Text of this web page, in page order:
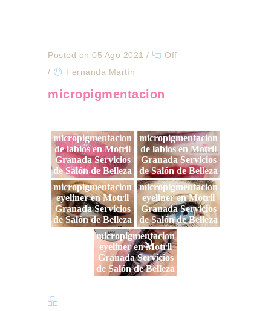
Posted on 05 Ago 2021 /
Off
/
Fernanda Martín
micropigmentacion
micropigmentacion
de labios en Motril
Granada Servicios
de Salón de Belleza
micropigmentacion
de labios en Motril
Granada Servicios
de Salón de Belleza
micropigmentacion
eyeliner en Motril
Granada Servicios
de Salón de Belleza
micropigmentacion
eyeliner en Motril
Granada Servicios
de Salón de Belleza
micropigmentacion
eyeliner en Motril
Granada Servicios
de Salón de Belleza